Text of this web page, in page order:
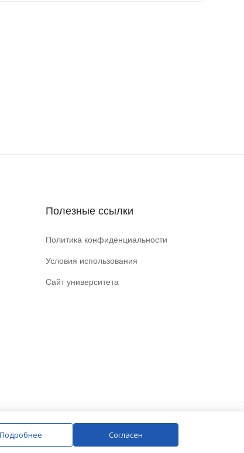
Полезные ссылки
Политика конфиденциальности
Условия использования
Сайт университета
Подробнее Согласен